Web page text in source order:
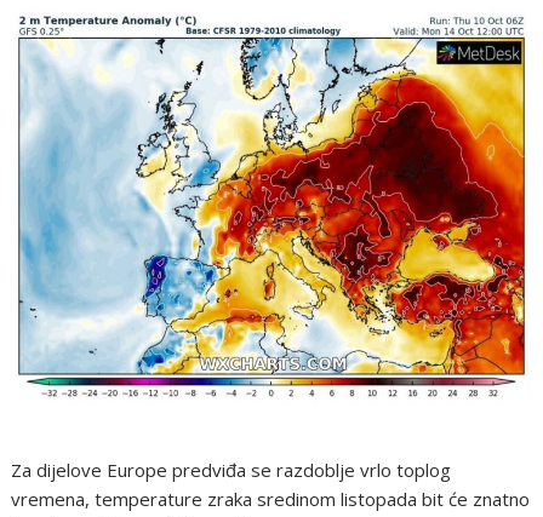
Za dijelove Europe predviđa se razdoblje vrlo toplog
vremena, temperature zraka sredinom listopada bit će znatno